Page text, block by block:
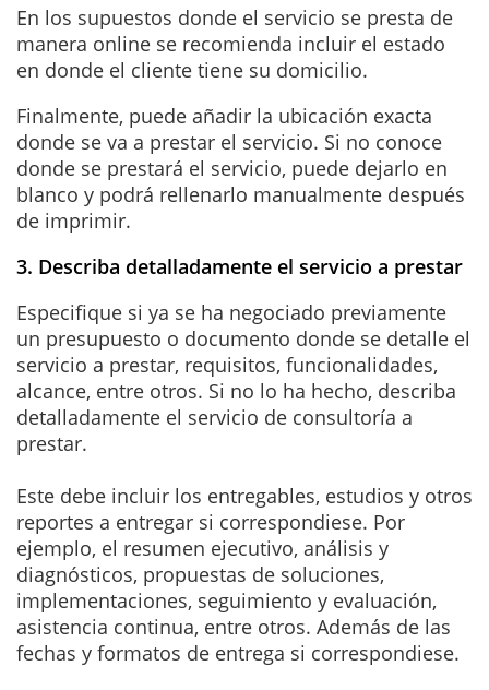
En los supuestos donde el servicio se presta de
manera online se recomienda incluir el estado
en donde el cliente tiene su domicilio.
Finalmente, puede añadir la ubicación exacta
donde se va a prestar el servicio. Si no conoce
donde se prestará el servicio, puede dejarlo en
blanco y podrá rellenarlo manualmente después
de imprimir.
3. Describa detalladamente el servicio a prestar
Especifique si ya se ha negociado previamente
un presupuesto o documento donde se detalle el
servicio a prestar, requisitos, funcionalidades,
alcance, entre otros. Si no lo ha hecho, describa
detalladamente el servicio de consultoría a
prestar.
Este debe incluir los entregables, estudios y otros
reportes a entregar si correspondiese. Por
ejemplo, el resumen ejecutivo, análisis y
diagnósticos, propuestas de soluciones,
implementaciones, seguimiento y evaluación,
asistencia continua, entre otros. Además de las
fechas y formatos de entrega si correspondiese.